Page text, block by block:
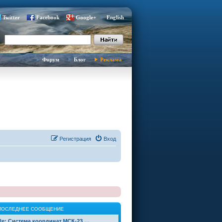
Twitter Facebook Google+ English
Форум Блог Реклама
Вход
Регистрация
СООБЩЕНИЕ